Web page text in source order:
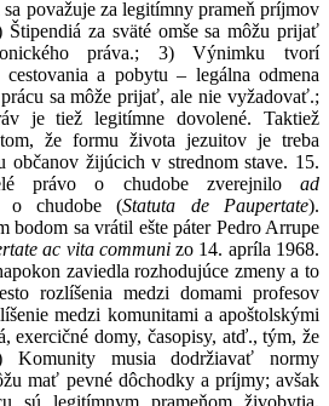
považuje za legitímny prameň príjmov
za sväté omše sa môžu prijať
práva.; 3) Výnimku tvorí
a pobytu – legálna odmena
sa môže prijať, ale nie vyžadovať.;
je tiež legitímne dovolené. Taktiež
že formu života jezuitov je treba
občanov žijúcich v strednom stave. 15.
právo o chudobe zverejnilo ad
o chudobe (Statuta de Paupertate).
sa vrátil ešte páter Pedro Arrupe
ac vita communizo 14. apríla 1968.
zaviedla rozhodujúce zmeny a to
rozlíšenia medzi domami profesov
medzi komunitami a apoštolskými
exercičné domy, časopisy, atď., tým, že
musia dodržiavať normy
mať pevné dôchodky a príjmy; avšak
sú legitímnym prameňom živobytia.